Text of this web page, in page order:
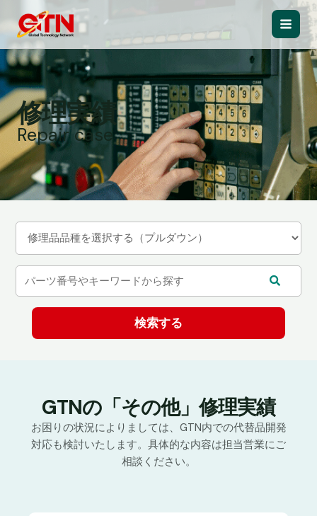
ス
キ
ッ
プ
Main
修理実績
Repair case
GTNの「その他」修理実績
お困りの状況によりましては、GTN内での代替品開発
対応も検討いたします。具体的な内容は担当営業にご
相談ください。